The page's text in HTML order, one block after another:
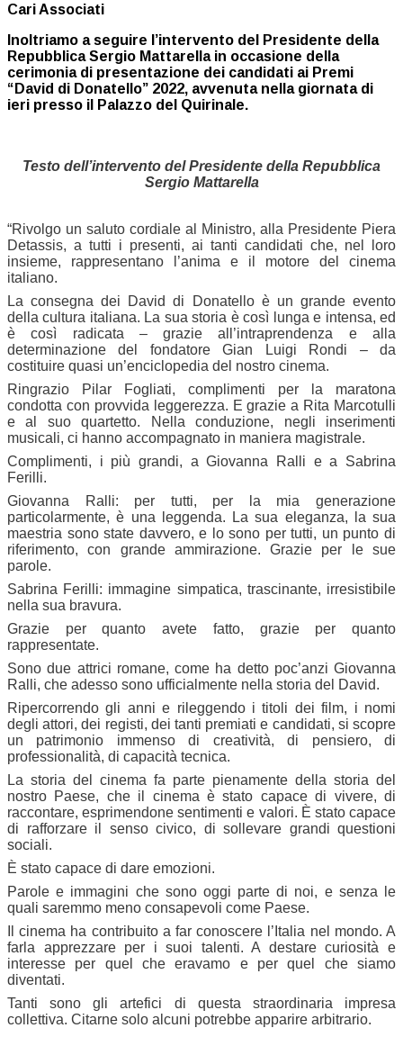
Cari Associati
Inoltriamo a seguire l’intervento del Presidente della
RepubblicaSergio Mattarellain occasione della
cerimonia di presentazione dei candidati ai Premi
“David di Donatello” 2022, avvenuta nella giornata di
ieri presso il Palazzo del Quirinale.
Testo dell’intervento del Presidente della Repubblica
Sergio Mattarella
“Rivolgo un saluto cordiale al Ministro, alla Presidente Piera
Detassis, a tutti i presenti, ai tanti candidati che, nel loro
insieme, rappresentano l’anima e il motore del cinema
italiano.
La consegna dei David di Donatello è un grande evento
della cultura italiana. La sua storia è così lunga e intensa, ed
è così radicata – grazie all’intraprendenza e alla
determinazione del fondatore Gian Luigi Rondi – da
costituire quasi un’enciclopedia del nostro cinema.
Ringrazio Pilar Fogliati, complimenti per la maratona
condotta con provvida leggerezza. E grazie a Rita Marcotulli
e al suo quartetto. Nella conduzione, negli inserimenti
musicali, ci hanno accompagnato in maniera magistrale.
Complimenti, i più grandi, a Giovanna Ralli e a Sabrina
Ferilli.
Giovanna Ralli: per tutti, per la mia generazione
particolarmente, è una leggenda. La sua eleganza, la sua
maestria sono state davvero, e lo sono per tutti, un punto di
riferimento, con grande ammirazione. Grazie per le sue
parole.
Sabrina Ferilli: immagine simpatica, trascinante, irresistibile
nella sua bravura.
Grazie per quanto avete fatto, grazie per quanto
rappresentate.
Sono due attrici romane, come ha detto poc’anzi Giovanna
Ralli, che adesso sono ufficialmente nella storia del David.
Ripercorrendo gli anni e rileggendo i titoli dei film, i nomi
degli attori, dei registi, dei tanti premiati e candidati, si scopre
un patrimonio immenso di creatività, di pensiero, di
professionalità, di capacità tecnica.
La storia del cinema fa parte pienamente della storia del
nostro Paese, che il cinema è stato capace di vivere, di
raccontare, esprimendone sentimenti e valori. È stato capace
di rafforzare il senso civico, di sollevare grandi questioni
sociali.
È stato capace di dare emozioni.
Parole e immagini che sono oggi parte di noi, e senza le
quali saremmo meno consapevoli come Paese.
Il cinema ha contribuito a far conoscere l’Italia nel mondo. A
farla apprezzare per i suoi talenti. A destare curiosità e
interesse per quel che eravamo e per quel che siamo
diventati.
Tanti sono gli artefici di questa straordinaria impresa
collettiva. Citarne solo alcuni potrebbe apparire arbitrario.